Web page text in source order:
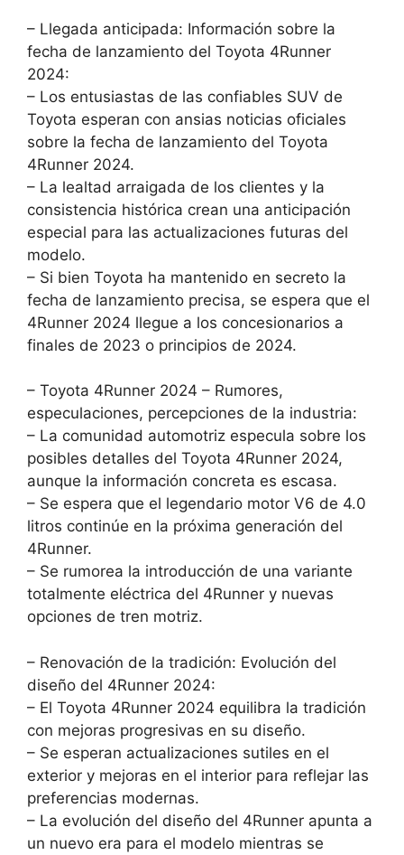
– Llegada anticipada: Información sobre la
fecha de lanzamiento del Toyota 4Runner
2024:
– Los entusiastas de las confiables SUV de
Toyota esperan con ansias noticias oficiales
sobre la fecha de lanzamiento del Toyota
4Runner 2024.
– La lealtad arraigada de los clientes y la
consistencia histórica crean una anticipación
especial para las actualizaciones futuras del
modelo.
– Si bien Toyota ha mantenido en secreto la
fecha de lanzamiento precisa, se espera que el
4Runner 2024 llegue a los concesionarios a
finales de 2023 o principios de 2024.
– Toyota 4Runner 2024 – Rumores,
especulaciones, percepciones de la industria:
– La comunidad automotriz especula sobre los
posibles detalles del Toyota 4Runner 2024,
aunque la información concreta es escasa.
– Se espera que el legendario motor V6 de 4.0
litros continúe en la próxima generación del
4Runner.
– Se rumorea la introducción de una variante
totalmente eléctrica del 4Runner y nuevas
opciones de tren motriz.
– Renovación de la tradición: Evolución del
diseño del 4Runner 2024:
– El Toyota 4Runner 2024 equilibra la tradición
con mejoras progresivas en su diseño.
– Se esperan actualizaciones sutiles en el
exterior y mejoras en el interior para reflejar las
preferencias modernas.
– La evolución del diseño del 4Runner apunta a
un nuevo era para el modelo mientras se